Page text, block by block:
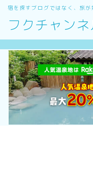
フクチャン
宿を探すブログではなく、旅が